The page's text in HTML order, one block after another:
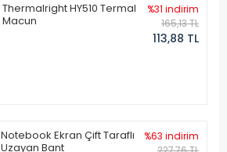
Thermalright HY510 Termal
Macun
%31 indirim
165,13 TL
113,88 TL
Notebook Ekran Çift Taraflı
Uzayan Bant
%63 indirim